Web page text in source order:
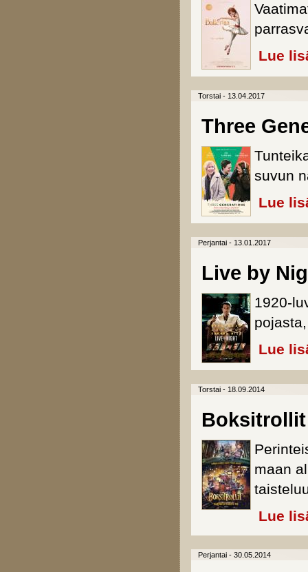
Lue
Torstai - 13.04.2017
Three
suvun
Lue
Perjantai - 13.01.2017
Live by
1920-
Lue
Torstai - 18.09.2014
Boksitrollit
maan
Lue
Perjantai - 30.05.2014